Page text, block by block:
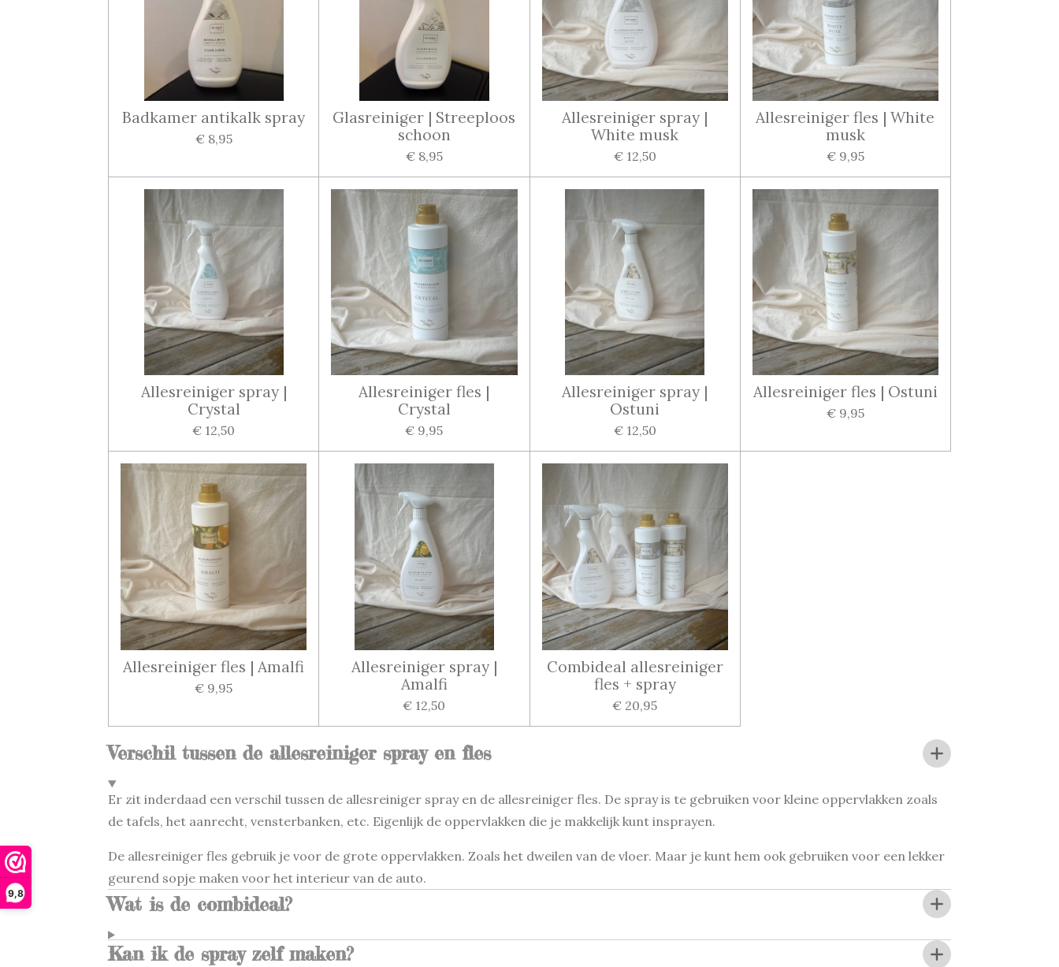
9,8
Badkamer antikalk spray
€ 8,95
Glasreiniger | Streeploos
schoon
€ 8,95
Allesreiniger spray |
White musk
€ 12,50
Allesreiniger fles | White
musk
€ 9,95
Allesreiniger spray |
Crystal
€ 12,50
Allesreiniger fles |
Crystal
€ 9,95
Allesreiniger spray |
Ostuni
€ 12,50
Allesreiniger fles | Ostuni
€ 9,95
Allesreiniger fles | Amalfi
€ 9,95
Allesreiniger spray |
Amalfi
€ 12,50
Combideal allesreiniger
fles + spray
€ 20,95
Verschil tussen de allesreiniger spray en fles
Er zit inderdaad een verschil tussen de allesreiniger spray en de allesreiniger fles. De spray is te gebruiken voor kleine oppervlakken zoals
de tafels, het aanrecht, vensterbanken, etc. Eigenlijk de oppervlakken die je makkelijk kunt insprayen.
De allesreiniger fles gebruik je voor de grote oppervlakken. Zoals het dweilen van de vloer. Maar je kunt hem ook gebruiken voor een lekker
geurend sopje maken voor het interieur van de auto.
Wat is de combideal?
Kan ik de spray zelf maken?